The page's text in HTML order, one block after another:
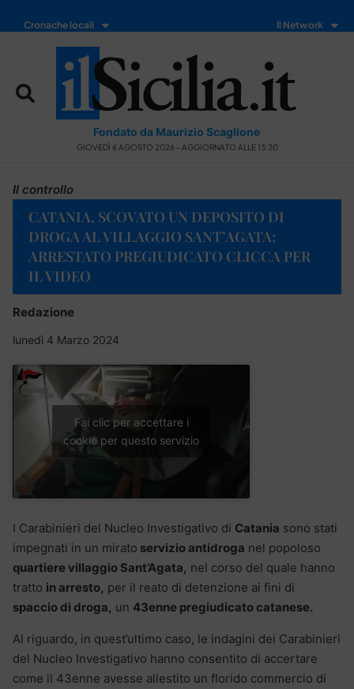
Cronache locali Il Network
Fondato da Maurizio Scaglione
GIOVEDÌ 6 AGOSTO 2026 - AGGIORNATO ALLE 13:30
Il controllo
CATANIA, SCOVATO UN DEPOSITO DI
DROGA AL VILLAGGIO SANT’AGATA:
ARRESTATO PREGIUDICATO CLICCA PER
IL VIDEO
Redazione
lunedì 4 Marzo 2024
Fai clic per accettare i
cookie per questo servizio
I Carabinieri del Nucleo Investigativo di Catania sono stati
impegnati in un mirato servizio antidroga nel popoloso
quartiere villaggio Sant’Agata, nel corso del quale hanno
tratto in arresto, per il reato di detenzione ai fini di
spaccio di droga, un 43enne pregiudicato catanese.
Al riguardo, in quest’ultimo caso, le indagini dei Carabinieri
del Nucleo Investigativo hanno consentito di accertare
come il 43enne avesse allestito un florido commercio di